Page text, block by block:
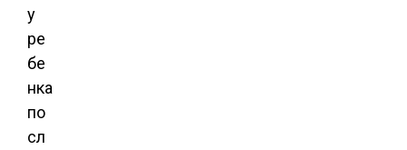
у
ре
бе
нка
по
сл